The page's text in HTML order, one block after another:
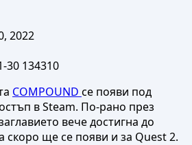
2022
COMPOUND се появи под
в Steam. По-рано през
вече достигна до
скоро ще се появи и за Quest 2.